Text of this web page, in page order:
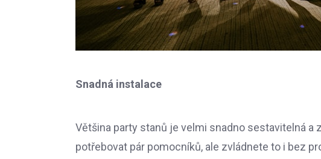
Snadná instalace
Většina party stanů je velmi snadno sestavitelná
potřebovat pár pomocníků, ale zvládnete to i bez